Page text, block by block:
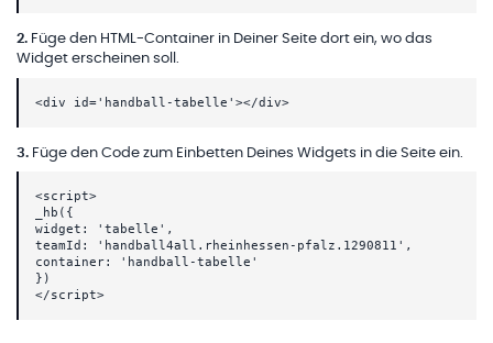
2. Füge den HTML-Container in Deiner Seite dort ein, wo das
Widget erscheinen soll.
<div id='handball-tabelle'></div>
3. Füge den Code zum Einbetten Deines Widgets in die Seite ein.
<script>
_hb({
widget: 'tabelle',
teamId: 'handball4all.rheinhessen-pfalz.1290811',
container: 'handball-tabelle'
})
</script>